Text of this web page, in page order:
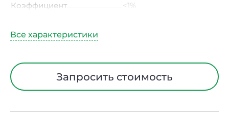
Коэффициент
<1%
Индекс цветопередачи
Тип кривой силы света
Д (косинусная)
Угол рассеивания
120ᵒ
Запросить стоимость